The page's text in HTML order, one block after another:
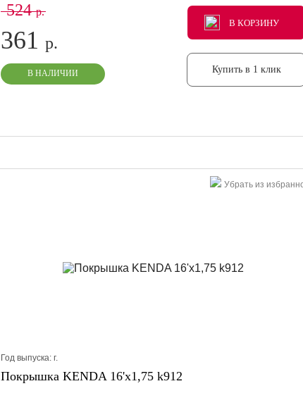
524р.
361 р.
В НАЛИЧИИ
В КОРЗИНУ
В КОРЗИНУ
В КОРЗИНУ
Купить в 1 клик
Убрать из
Год выпуска: г.
Покрышка KENDA 16'х1,75 k912